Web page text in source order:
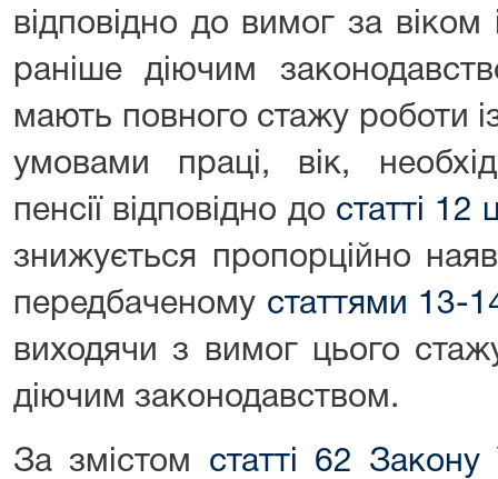
відповідно до вимог за
раніше діючим
мають повного стажу роботи
умовами праці, вік,
пенсії відповідно до статті 12
знижується пропорційно
передбаченому статтями 13-
виходячи з вимог цього
діючим законодавством.
За змістом статті 62